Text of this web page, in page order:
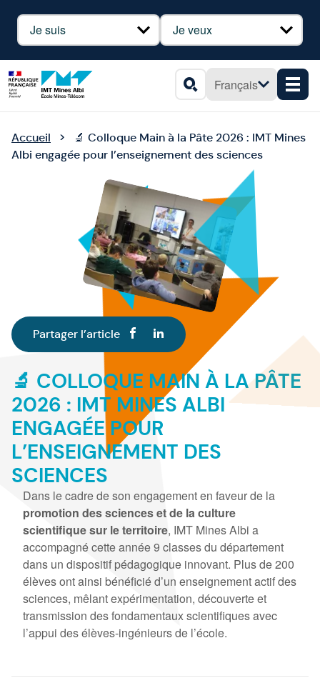
Profil Besoin
Rechercher
Français
Accueil
🔬 Colloque Main à la Pâte 2026 : IMT Mines
Albi engagée pour l’enseignement des sciences
Partager l’article
🔬 COLLOQUE MAIN À LA PÂTE
2026 : IMT MINES ALBI
ENGAGÉE POUR
L’ENSEIGNEMENT DES
SCIENCES
Dans le cadre de son engagement en faveur de la
promotion des sciences et de la culture
scientifique sur le territoire, IMT Mines Albi a
accompagné cette année 9 classes du département
dans un dispositif pédagogique innovant. Plus de 200
élèves ont ainsi bénéficié d’un enseignement actif des
sciences, mêlant expérimentation, découverte et
transmission des fondamentaux scientifiques avec
l’appui des élèves-ingénieurs de l’école.